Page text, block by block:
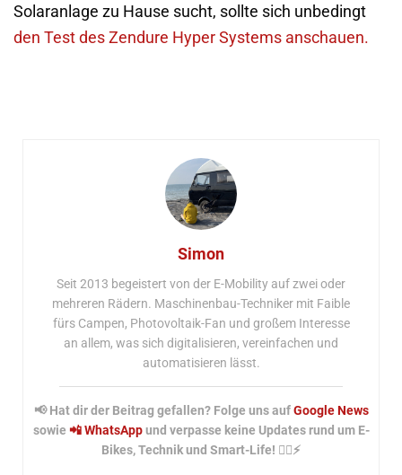
Solaranlage zu Hause sucht, sollte sich unbedingt
den Test des Zendure Hyper Systems anschauen.
Simon
Seit 2013 begeistert von der E-Mobility auf zwei oder
mehreren Rädern. Maschinenbau-Techniker mit Faible
fürs Campen, Photovoltaik-Fan und großem Interesse
an allem, was sich digitalisieren, vereinfachen und
automatisieren lässt.
📢 Hat dir der Beitrag gefallen? Folge uns aufGoogle News
sowie 📲 WhatsAppund verpasse keine Updates rund um E-
Bikes, Technik und Smart-Life! 🚴‍♂️⚡